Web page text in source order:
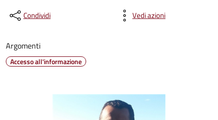
Condividi Vedi azioni
Argomenti
Accesso all'informazione